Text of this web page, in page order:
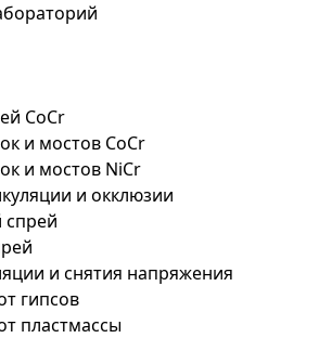
CoCr
и мостов CoCr
и мостов NiCr
и окклюзии
спрей
и снятия напряжения
гипсов
пластмассы